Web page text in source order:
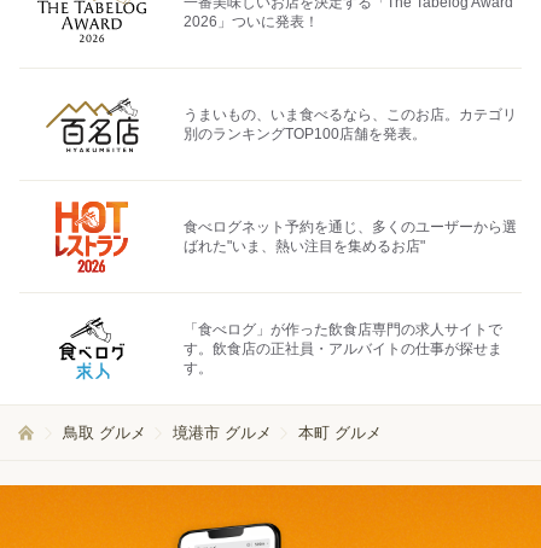
2026」ついに発表！
うまいもの、いま食べるなら、このお店。カテゴリ
別のランキングTOP100店舗を発表。
食べログネット予約を通じ、多くのユーザーから選
ばれた"いま、熱い注目を集めるお店"
「食べログ」が作った飲食店専門の求人サイトで
す。飲食店の正社員・アルバイトの仕事が探せま
す。
鳥取 グルメ 境港市 グルメ 本町 グルメ